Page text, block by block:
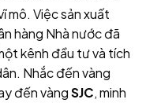
mô. Việc sản xuất
hàng Nhà nước đã
kênh đầu tư và tích
Nhắc đến vàng
đến vàngSJC, minh